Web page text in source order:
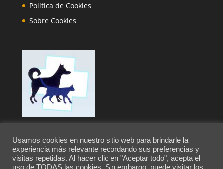
Política de Cookies
Sobre Cookies
Usamos cookies en nuestro sitio web para brindarle la
experiencia más relevante recordando sus preferencias y
visitas repetidas. Al hacer clic en "Aceptar todo", acepta el
uso de TODAS las cookies. Sin embargo, puede visitar los